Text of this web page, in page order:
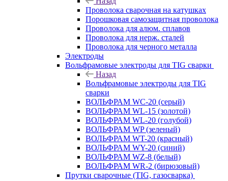
Проволока сварочная на катушках
Порошковая самозащитная проволока
Проволока для алюм. сплавов
Проволока для нерж. сталей
Проволока для черного металла
Электроды
Вольфрамовые электроды для TIG сварки
Назад
Вольфрамовые электроды для TIG
сварки
ВОЛЬФРАМ WC-20 (серый)
ВОЛЬФРАМ WL-15 (золотой)
ВОЛЬФРАМ WL-20 (голубой)
ВОЛЬФРАМ WP (зеленый)
ВОЛЬФРАМ WT-20 (красный)
ВОЛЬФРАМ WY-20 (синий)
ВОЛЬФРАМ WZ-8 (белый)
ВОЛЬФРАМ WR-2 (бирюзовый)
Прутки сварочные (TIG, газосварка)